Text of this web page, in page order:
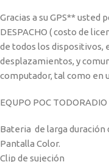
Gracias a su GPS** usted
DESPACHO ( costo de
de todos los dispositivos,
desplazamientos, y
computador, tal como en
EQUPO POC TODORADIO
Bateria de larga duración
Pantalla Color.
Clip de sujeción